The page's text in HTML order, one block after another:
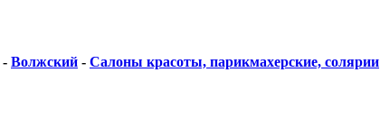
- Волжский - Салоны красоты, парикмахерские, солярии